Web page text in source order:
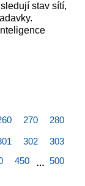
stav sítí,
270 280
302
303
450 … 500